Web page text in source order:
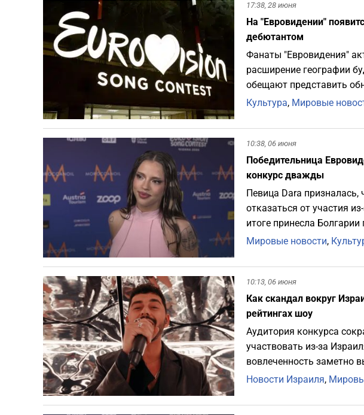
17:38, 28 июня
На "Евровидении"
дебютантом
Фанаты "Евровидения"
расширение географии
обещают представить
Культура, Мировые
10:38, 06 июня
Победительница
конкурс дважды
Певица Dara
отказаться от участия
итоге принесла
Мировые новости,
10:13, 06 июня
Как скандал вокруг
рейтингах шоу
Аудитория конкурса
участвовать из-за
вовлеченность заметно
Новости Израиля,